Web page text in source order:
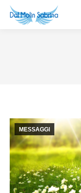
MESSAGGI